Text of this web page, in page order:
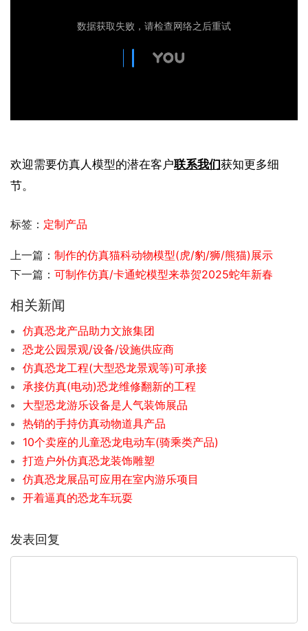
欢迎需要仿真人模型的潜在客户联系我们获知更多细
节。
标签： 定制产品
上一篇： 制作的仿真猫科动物模型(虎/豹/狮/熊猫)展示
下一篇： 可制作仿真/卡通蛇模型来恭贺2025蛇年新春
相关新闻
仿真恐龙产品助力文旅集团
恐龙公园景观/设备/设施供应商
仿真恐龙工程(大型恐龙景观等)可承接
承接仿真(电动)恐龙维修翻新的工程
大型恐龙游乐设备是人气装饰展品
热销的手持仿真动物道具产品
10个卖座的儿童恐龙电动车(骑乘类产品)
打造户外仿真恐龙装饰雕塑
仿真恐龙展品可应用在室内游乐项目
开着逼真的恐龙车玩耍
发表回复